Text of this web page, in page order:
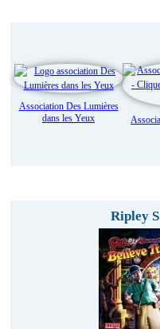
Association Des Lumières
dans les Yeux
Ripley